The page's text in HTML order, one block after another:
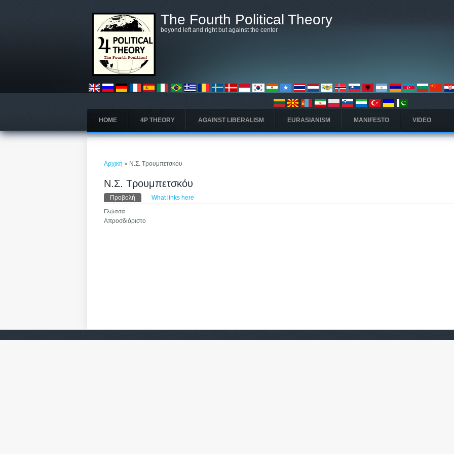
The Fourth Political Theory
beyond left and right but against the center
HOME 4P THEORY AGAINST LIBERALISM EURASIANISM MANIFESTO VIDEO
Αρχική » Ν.Σ. Τρουμπετσκόυ
Ν.Σ. Τρουμπετσκόυ
Πρωτεύουσες καρτέλες
Προβολή (ενεργή καρτέλα)
What links here
Γλώσσα
Απροσδιόριστο